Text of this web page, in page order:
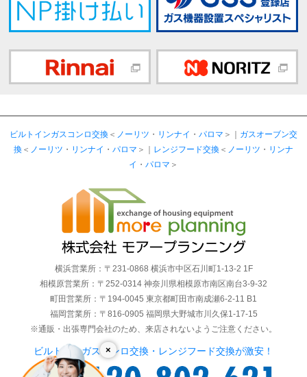
×
ビルトインガスコンロ交換 ＜ ノーリツ ・ リンナイ ・ パロマ ＞｜ ガスオーブン交
換 ＜ ノーリツ ・ リンナイ ・ パロマ ＞｜ レンジフード交換 ＜ ノーリツ ・ リンナ
イ ・ パロマ ＞
横浜営業所：〒231-0868 横浜市中区石川町1-13-2 1F
相模原営業所：〒252-0314 神奈川県相模原市南区南台3-9-32
町田営業所：〒194-0045 東京都町田市南成瀬6-2-11 B1
福岡営業所：〒816-0905 福岡県大野城市川久保1-17-15
※通販・出張専門会社のため、来店されないようご注意ください。
ビルトインガスコンロ交換・レンジフード交換が激安！